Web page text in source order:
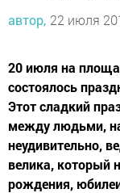
автор, 22 июля
20 июля на
состоялось
Этот сладкий
между людьми,
неудивительно,
велика, который
рождения,